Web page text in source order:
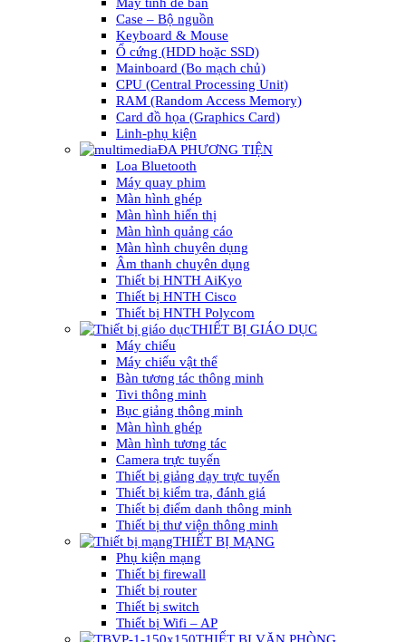
Case – Bộ nguồn
Keyboard & Mouse
Ổ cứng (HDD hoặc SSD)
Mainboard (Bo mạch chủ)
CPU (Central Processing Unit)
RAM (Random Access Memory)
Card đồ họa (Graphics Card)
Linh-phụ kiện
ĐA PHƯƠNG TIỆN
Loa Bluetooth
Máy quay phim
Màn hình ghép
Màn hình hiển thị
Màn hình quảng cáo
Màn hình chuyên dụng
Âm thanh chuyên dụng
Thiết bị HNTH AiKyo
Thiết bị HNTH Cisco
Thiết bị HNTH Polycom
THIẾT BỊ GIÁO DỤC
Máy chiếu
Máy chiếu vật thể
Bàn tương tác thông minh
Tivi thông minh
Bục giảng thông minh
Màn hình ghép
Màn hình tương tác
Camera trực tuyến
Thiết bị giảng dạy trực tuyến
Thiết bị kiểm tra, đánh giá
Thiết bị điểm danh thông minh
Thiết bị thư viện thông minh
THIẾT BỊ MẠNG
Phụ kiện mạng
Thiết bị firewall
Thiết bị router
Thiết bị switch
Thiết bị Wifi – AP